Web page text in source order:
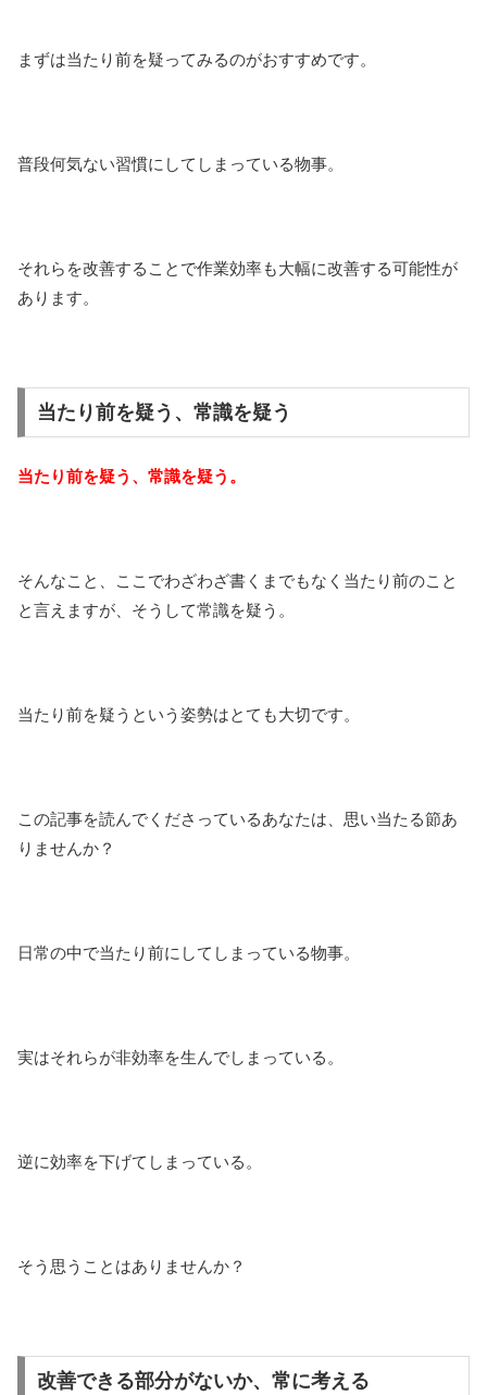
まずは当たり前を疑ってみるのがおすすめです。
普段何気ない習慣にしてしまっている物事。
それらを改善することで作業効率も大幅に改善する可能性が
あります。
当たり前を疑う、常識を疑う
当たり前を疑う、常識を疑う。
そんなこと、ここでわざわざ書くまでもなく当たり前のこと
と言えますが、そうして常識を疑う。
当たり前を疑うという姿勢はとても大切です。
この記事を読んでくださっているあなたは、思い当たる節あ
りませんか？
日常の中で当たり前にしてしまっている物事。
実はそれらが非効率を生んでしまっている。
逆に効率を下げてしまっている。
そう思うことはありませんか？
改善できる部分がないか、常に考える